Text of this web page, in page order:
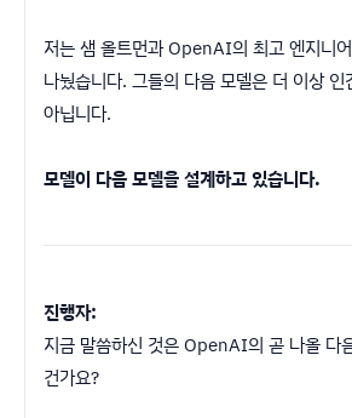
저는 샘 올트먼과 OpenAI의 최고 엔지니
나눴습니다. 그들의 다음 모델은 더 이상 인
아닙니다.
모델이 다음 모델을 설계하고 있습니다.
진행자:
지금 말씀하신 것은 OpenAI의 곧 나올 다
건가요?